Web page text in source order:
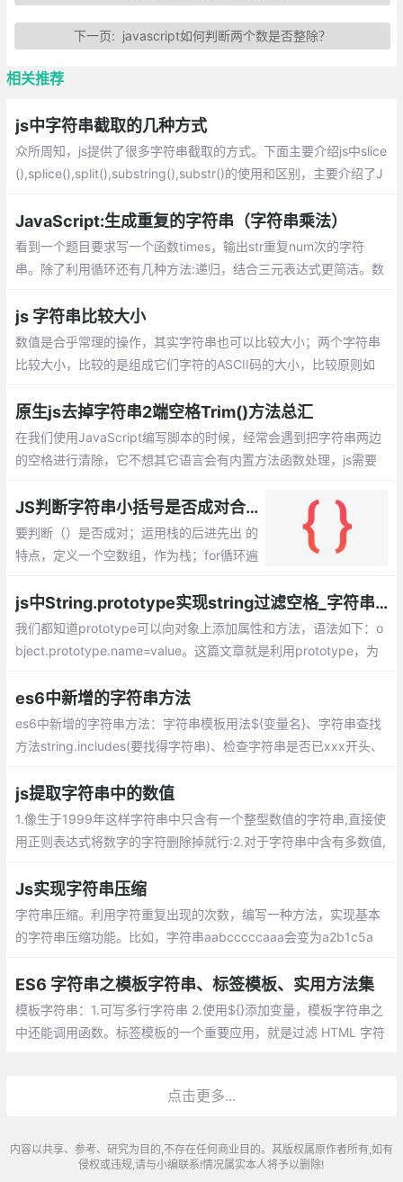
下一页: javascript如何判断两个数是否整除？
相关推荐
js中字符串截取的几种方式
众所周知，js提供了很多字符串截取的方式。下面主要介绍js中slice
(),splice(),split(),substring(),substr()的使用和区别，主要介绍了J
JavaScript:生成重复的字符串（字符串乘法）
看到一个题目要求写一个函数times，输出str重复num次的字符
串。除了利用循环还有几种方法:递归，结合三元表达式更简洁。数
js 字符串比较大小
数值是合乎常理的操作，其实字符串也可以比较大小；两个字符串
比较大小，比较的是组成它们字符的ASCII码的大小，比较原则如
原生js去掉字符串2端空格Trim()方法总汇
在我们使用JavaScript编写脚本的时候，经常会遇到把字符串两边
的空格进行清除，它不想其它语言会有内置方法函数处理，js需要
法，我们可以直接使用。
JS判断字符串小括号是否成对合法
要判断（）是否成对；运用栈的后进先出 的
特点，定义一个空数组，作为栈；for循环遍
数组最顶端，push方法，记录发现一个左括
号；
js中String.prototype实现string过滤空格_字符串空格过滤
我们都知道prototype可以向对象上添加属性和方法，语法如下：o
bject.prototype.name=value。这篇文章就是利用prototype，为
es6中新增的字符串方法
es6中新增的字符串方法：字符串模板用法${变量名}、字符串查找
方法string.includes(要找得字符串)、检查字符串是否已xxx开头、
js提取字符串中的数值
1.像生于1999年这样字符串中只含有一个整型数值的字符串,直接使
用正则表达式将数字的字符删除掉就行:2.对于字符串中含有多数值,
含整数和小数):
Js实现字符串压缩
字符串压缩。利用字符重复出现的次数，编写一种方法，实现基本
的字符串压缩功能。比如，字符串aabcccccaaa会变为a2b1c5a
设字符串中只包含大小写英文字母
ES6 字符串之模板字符串、标签模板、实用方法集
模板字符串：1.可写多行字符串 2.使用${}添加变量，模板字符串之
中还能调用函数。标签模板的一个重要应用，就是过滤 HTML 字符
点击更多...
内容以共享、参考、研究为目的,不存在任何商业目的。其版权属原作者所有,如有
侵权或违规,请与小编联系!情况属实本人将予以删除!